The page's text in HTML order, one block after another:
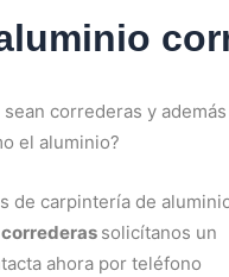
correderas y además
el aluminio?
de carpintería de
solicítanos un
ahora por teléfono